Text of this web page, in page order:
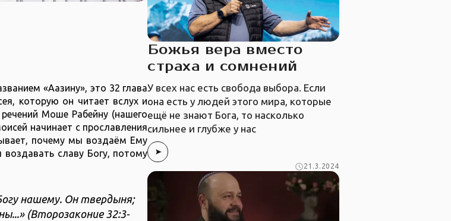
«Аазину», это 32 глава
которую он читает вслух и
Моше Рабейну (нашего
начинает с прославления
почему мы воздаём Ему
славу Богу, потому
нашему. Он твердыня;
(Второзаконие 32:3-
Божья вера вместо
страха и сомнений
У всех нас есть свобода выбора. Если
она есть у людей этого мира, которые
ещё не знают Бога, то насколько
сильнее и глубже у нас
21.3.2024